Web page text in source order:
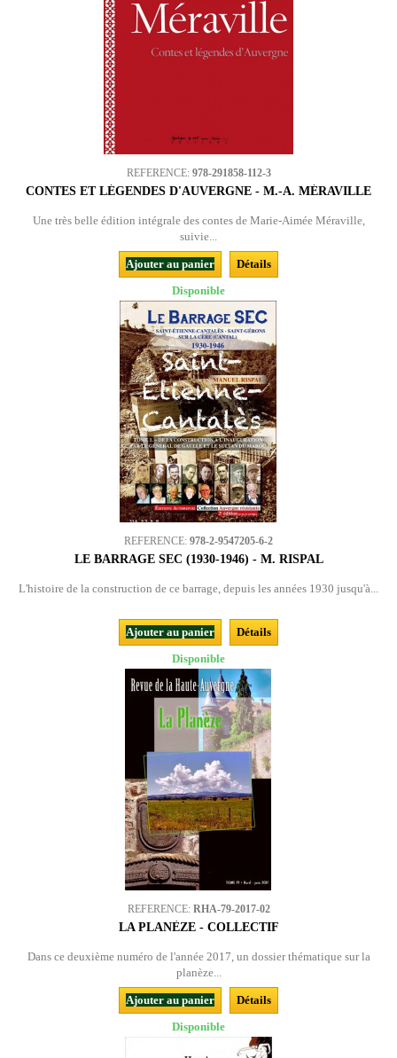
REFERENCE: 978-291858-112-3
CONTES ET LÉGENDES D'AUVERGNE - M.-A. MÉRAVILLE
Une très belle édition intégrale des contes de Marie-Aimée Méraville,
suivie...
Ajouter au panier
Détails
Disponible
REFERENCE: 978-2-9547205-6-2
LE BARRAGE SEC (1930-1946) - M. RISPAL
L'histoire de la construction de ce barrage, depuis les années 1930 jusqu'à...
Ajouter au panier
Détails
Disponible
REFERENCE: RHA-79-2017-02
LA PLANÈZE - COLLECTIF
Dans ce deuxième numéro de l'année 2017, un dossier thématique sur la
planèze...
Ajouter au panier
Détails
Disponible